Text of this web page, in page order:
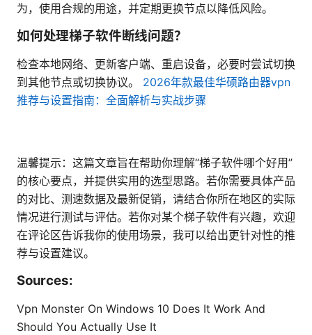
为，使用合规的用途，并定期更换节点以降低风险。
如何处理梯子软件断线问题？
检查本地网络、更新客户端、重启设备，必要时尝试切换
到其他节点或切换协议。 2026年款最佳华硕路由器vpn
推荐与设置指南：全面解析与实战步骤
温馨提示：这篇文章旨在帮助你理解“梯子软件哪个好用”
的核心要点，并提供实用的选型思路。若你需要具体产品
的对比、测速数据及最新促销，请结合你所在地区的实际
情况进行测试与评估。若你对某个梯子软件有兴趣，欢迎
在评论区告诉我你的使用场景，我可以给出更针对性的推
荐与设置建议。
Sources:
Vpn Monster On Windows 10 Does It Work And
Should You Actually Use It